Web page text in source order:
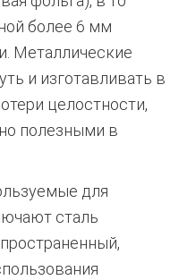
более 6 мм
Металлические
и изготавливать в
целостности,
полезными в
для
сталь